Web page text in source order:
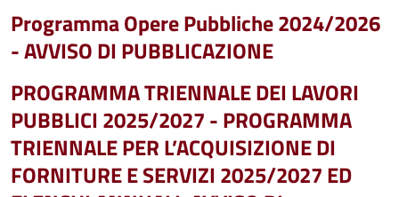
Programma Opere Pubbliche 2024/2026
- AVVISO DI PUBBLICAZIONE
PROGRAMMA TRIENNALE DEI LAVORI
PUBBLICI 2025/2027 - PROGRAMMA
TRIENNALE PER L’ACQUISIZIONE DI
FORNITURE E SERVIZI 2025/2027 ED